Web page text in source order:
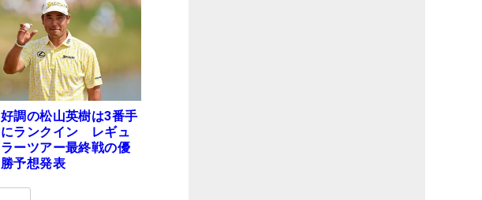
好調の松山英樹は3番手
にランクイン レギュ
ラーツアー最終戦の優
勝予想発表